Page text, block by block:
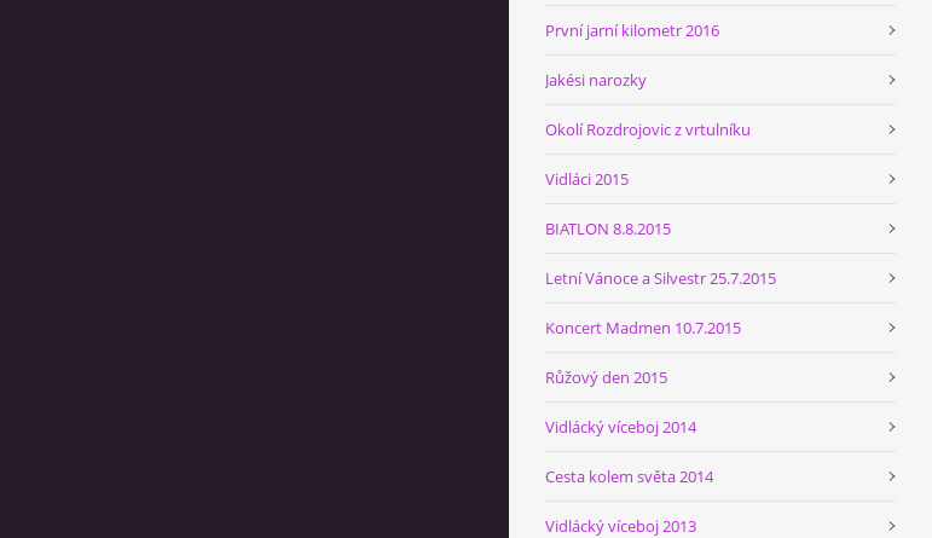
První jarní kilometr 2016
Jakési narozky
Okolí Rozdrojovic z vrtulníku
Vidláci 2015
BIATLON 8.8.2015
Letní Vánoce a Silvestr 25.7.2015
Koncert Madmen 10.7.2015
Růžový den 2015
Vidlácký víceboj 2014
Cesta kolem světa 2014
Vidlácký víceboj 2013